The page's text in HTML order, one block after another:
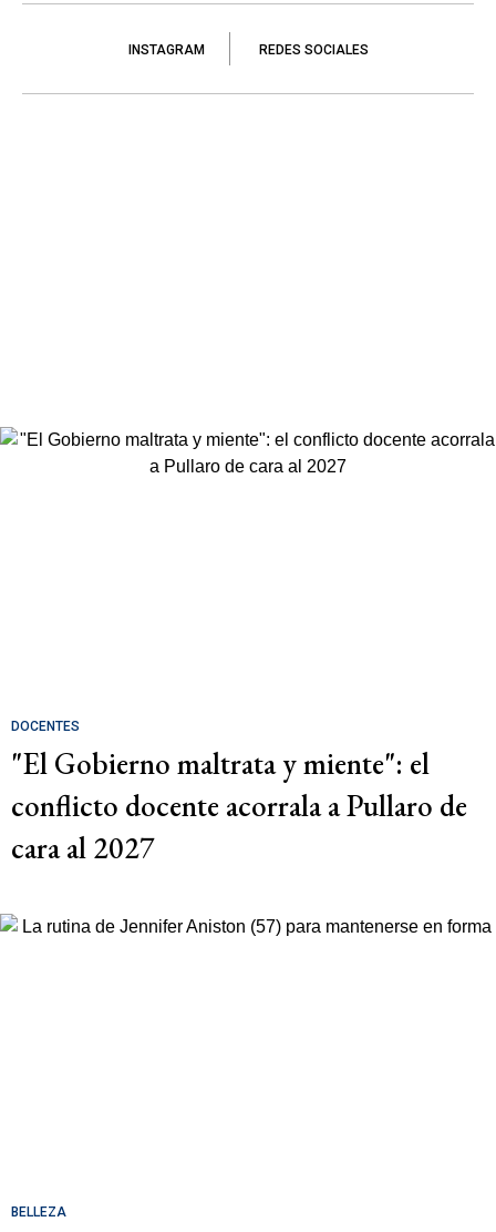
INSTAGRAM REDES SOCIALES
DOCENTES
"El Gobierno maltrata y miente": el
conflicto docente acorrala a Pullaro de
cara al 2027
BELLEZA